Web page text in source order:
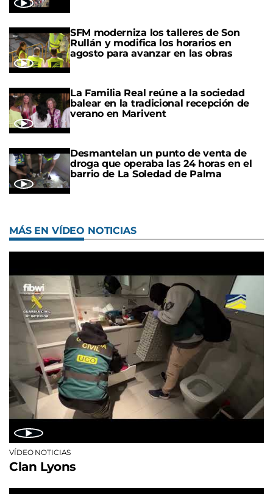
SFM moderniza los talleres de Son
Rullán y modifica los horarios en
agosto para avanzar en las obras
La Familia Real reúne a la sociedad
balear en la tradicional recepción de
verano en Marivent
Desmantelan un punto de venta de
droga que operaba las 24 horas en el
barrio de La Soledad de Palma
MÁS EN VÍDEO NOTICIAS
VÍDEO NOTICIAS
Clan Lyons